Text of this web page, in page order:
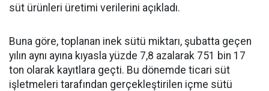
süt ürünleri üretimi verilerini açıkladı.
Buna göre, toplanan inek sütü miktarı, şubatta geçen
yılın aynı ayına kıyasla yüzde 7,8 azalarak 751 bin 17
ton olarak kayıtlara geçti. Bu dönemde ticari süt
işletmeleri tarafından gerçekleştirilen içme sütü